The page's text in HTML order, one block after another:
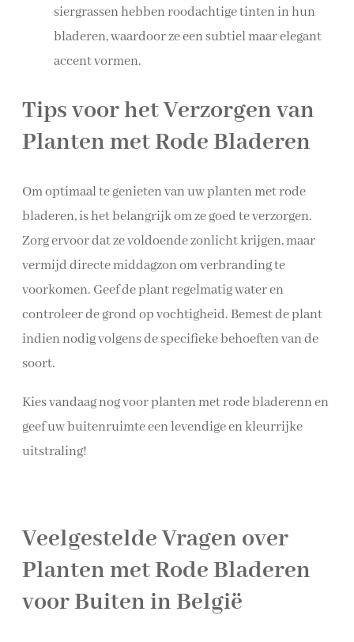
siergrassen hebben roodachtige tinten in hun
bladeren, waardoor ze een subtiel maar elegant
accent vormen.
Tips voor het Verzorgen van
Planten met Rode Bladeren
Om optimaal te genieten van uw planten met rode
bladeren, is het belangrijk om ze goed te verzorgen.
Zorg ervoor dat ze voldoende zonlicht krijgen, maar
vermijd directe middagzon om verbranding te
voorkomen. Geef de plant regelmatig water en
controleer de grond op vochtigheid. Bemest de plant
indien nodig volgens de specifieke behoeften van de
soort.
Kies vandaag nog voor planten met rode bladerenn en
geef uw buitenruimte een levendige en kleurrijke
uitstraling!
Veelgestelde Vragen over
Planten met Rode Bladeren
voor Buiten in België